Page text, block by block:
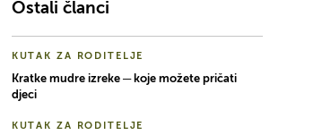
Ostali članci
KUTAK ZA RODITELJE
Kratke mudre izreke ─ koje možete pričati
djeci
KUTAK ZA RODITELJE